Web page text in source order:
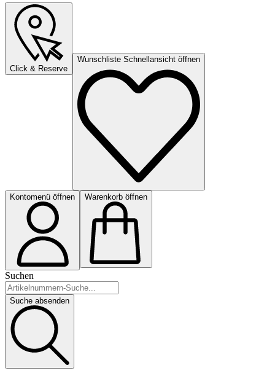
Click & Reserve
Wunschliste Schnellansicht öffnen
Kontomenü öffnen Warenkorb öffnen
Suchen
Suche absenden